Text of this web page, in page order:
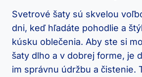
Svetrové ‍šaty sú skvelou
dni,⁢ keď hľadáte pohodlie a
kúsku oblečenia. ⁤Aby ste si
šaty⁢ dlho ​a v dobrej‌ forme, je⁢
im ⁣správnu‌ údržbu a čistenie.